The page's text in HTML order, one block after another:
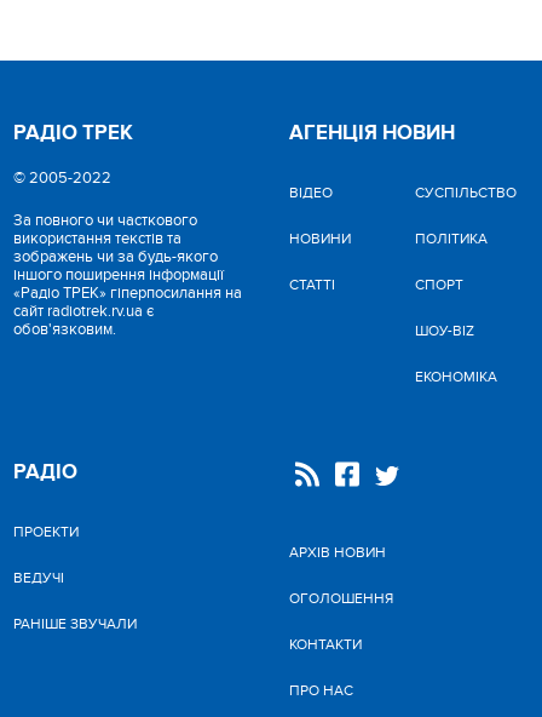
РАДІО ТРЕК
© 2005-2022
За повного чи часткового
використання текстів та
зображень чи за будь-якого
іншого поширення інформації
«Радіо ТРЕК» гіперпосилання на
сайт radiotrek.rv.ua є
обов'язковим.
АГЕНЦІЯ НОВИН
ВІДЕО
НОВИНИ
СТАТТІ
CУСПІЛЬСТВО
ПОЛІТИКА
СПОРТ
ШОУ-BIZ
ЕКОНОМІКА
РАДІО
ПРОЕКТИ
ВЕДУЧІ
РАНІШЕ ЗВУЧАЛИ
АРХІВ НОВИН
ОГОЛОШЕННЯ
КОНТАКТИ
ПРО НАС